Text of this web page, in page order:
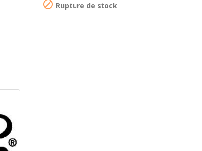
 Rupture de stock